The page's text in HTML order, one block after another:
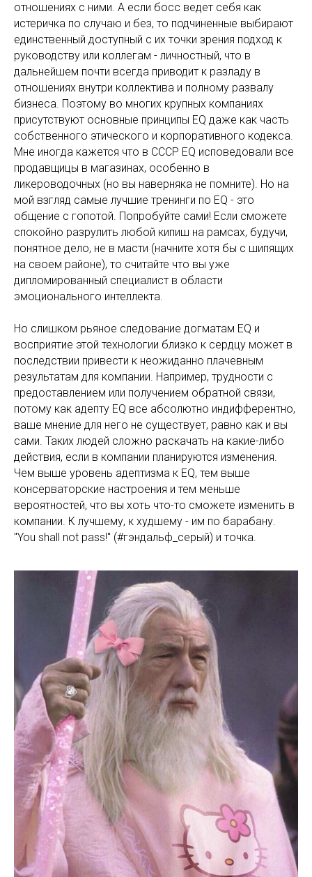
отношениях с ними. А если босс ведет себя как
истеричка по случаю и без, то подчиненные выбирают
единственный доступный с их точки зрения подход к
руководству или коллегам - личностный, что в
дальнейшем почти всегда приводит к разладу в
отношениях внутри коллектива и полному развалу
бизнеса. Поэтому во многих крупных компаниях
присутствуют основные принципы EQ даже как часть
собственного этического и корпоративного кодекса.
Мне иногда кажется что в СССР EQ исповедовали все
продавщицы в магазинах, особенно в
ликероводочных (но вы наверняка не помните). Но на
мой взгляд самые лучшие тренинги по EQ - это
общение с гопотой. Попробуйте сами! Если сможете
спокойно разрулить любой кипиш на рамсах, будучи,
понятное дело, не в масти (начните хотя бы с шипящих
на своем районе), то считайте что вы уже
дипломированный специалист в области
эмоционального интеллекта.
Но слишком рьяное следование догматам EQ и
восприятие этой технологии близко к сердцу может в
последствии привести к неожиданно плачевным
результатам для компании. Например, трудности с
предоставлением или получением обратной связи,
потому как адепту EQ все абсолютно индифферентно,
ваше мнение для него не существует, равно как и вы
сами. Таких людей сложно раскачать на какие-либо
действия, если в компании планируются изменения.
Чем выше уровень адептизма к EQ, тем выше
консерваторские настроения и тем меньше
вероятностей, что вы хоть что-то сможете изменить в
компании. К лучшему, к худшему - им по барабану.
"You shall not pass!" (#гэндальф_серый) и точка.